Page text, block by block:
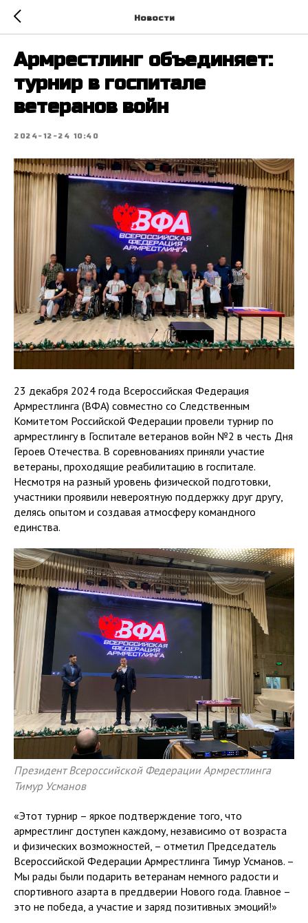
Новости
Армрестлинг объединяет:
турнир в госпитале
ветеранов войн
2024-12-24 10:40
23 декабря 2024 года Всероссийская Федерация
Армрестлинга (ВФА) совместно со Следственным
Комитетом Российской Федерации провели турнир по
армрестлингу в Госпитале ветеранов войн №2 в честь Дня
Героев Отечества. В соревнованиях приняли участие
ветераны, проходящие реабилитацию в госпитале.
Несмотря на разный уровень физической подготовки,
участники проявили невероятную поддержку друг другу,
делясь опытом и создавая атмосферу командного
единства.
Президент Всероссийской Федерации Армрестлинга
Тимур Усманов
«Этот турнир – яркое подтверждение того, что
армрестлинг доступен каждому, независимо от возраста
и физических возможностей, – отметил Председатель
Всероссийской Федерации Армрестлинга Тимур Усманов. –
Мы рады были подарить ветеранам немного радости и
спортивного азарта в преддверии Нового года. Главное –
это не победа, а участие и заряд позитивных эмоций!»